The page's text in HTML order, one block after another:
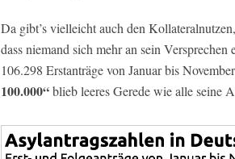
Da gibt’s vielleicht auch den
dass niemand sich mehr an sein Versprechen
106.298 Erstanträge von Januar bis
100.000“blieb leeres Gerede wie alle seine